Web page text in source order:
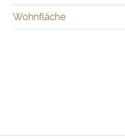
Wohnfläche